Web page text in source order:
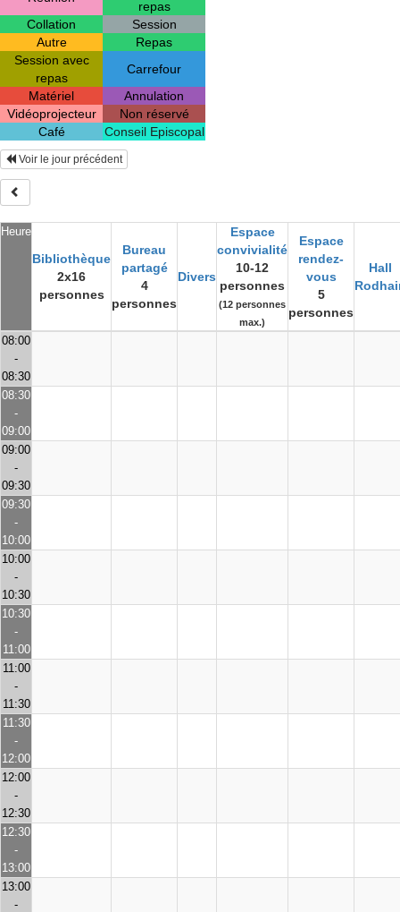
repas
Collation
Session
Autre
Repas
Session avec
repas
Carrefour
Matériel
Annulation
Vidéoprojecteur
Non réservé
Café
Conseil Episcopal
Heure
Bibliothèque
2x16
personnes
Bureau
partagé
4
personnes
Divers
Espace
convivialité
10-12
personnes
(12 personnes
max.)
Espace
rendez-
vous
5
personnes
Hall
Voir le jour précédent
08:00
-
08:30
08:30
-
09:00
09:00
-
09:30
09:30
-
10:00
10:00
-
10:30
10:30
-
11:00
11:00
-
11:30
11:30
-
12:00
12:00
-
12:30
12:30
-
13:00
13:00
-